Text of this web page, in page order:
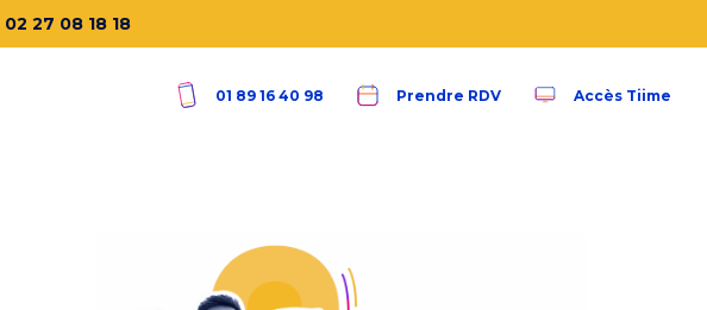
02 27 08 18 18
01 89 16 40 98 Prendre RDV Accès Tiime